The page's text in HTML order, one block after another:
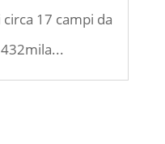
17 campi da